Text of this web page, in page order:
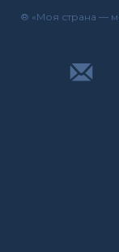
® «Моя страна —